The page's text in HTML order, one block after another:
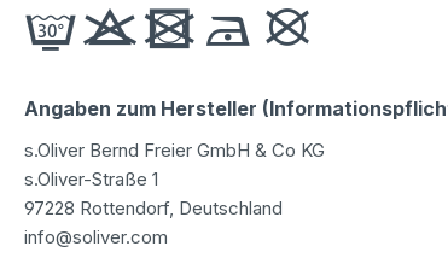
Angaben zum Hersteller
s.Oliver Bernd Freier GmbH & Co KG
s.Oliver-Straße 1
97228 Rottendorf, Deutschland
info@soliver.com